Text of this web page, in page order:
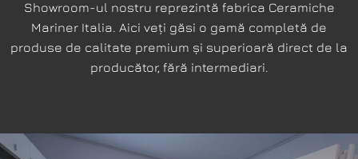
Showroom-ul nostru reprezintă fabrica Ceramiche
Mariner Italia. Aici veți găsi o gamă completă de
produse de calitate premium și superioară direct de la
producător, fără intermediari.